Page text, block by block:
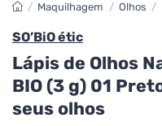
/ Maquilhagem / Olhos /
SO’BiO étic
Lápis de Olhos
BIO (3 g) 01
seus olhos